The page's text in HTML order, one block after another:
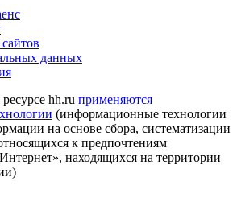
данных
hh.ru применяются
(информационные технологии
на основе сбора, систематизации
к предпочтениям
находящихся на территории